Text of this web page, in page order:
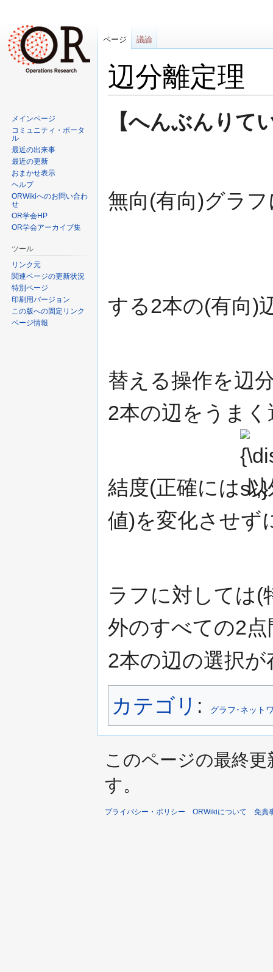
辺分離定理
ン
に
【へんぶんり
無向(有向)グラ
する2本の(有向)
替える操作を辺
2本の辺をうま
結度(正確には
s\,}
以
値)を変化させず
ラフに対しては(
外のすべての2
2本の辺の選択が
カテゴリ : グラフ･ネット
ページ 議論
メインページ
コミュニティ・ポータ
ル
最近の出来事
最近の更新
おまかせ表示
ヘルプ
ORWikiへのお問い合わ
せ
OR学会HP
OR学会アーカイブ集
ツール
リンク元
関連ページの更新状況
特別ページ
印刷用バージョン
この版への固定リンク
ページ情報
このページの最終
す。
プライバシー・ポリシー ORWikiについて 免責